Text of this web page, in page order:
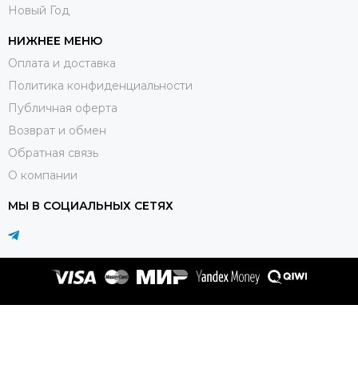
Новый Год
НИЖНЕЕ МЕНЮ
Оплата и доставка
Политика конфиденциальности
Публичная оферта
Возврат и обмен
Обратная связь
О компании
МЫ В СОЦИАЛЬНЫХ СЕТЯХ